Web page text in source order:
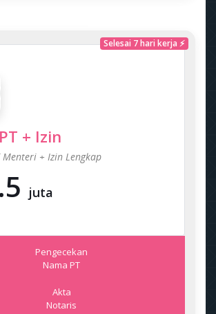
Selesai 7 hari kerja ⚡
+ Izin
Menteri + Izin Lengkap
juta
Pengecekan
Nama PT
Akta
Notaris